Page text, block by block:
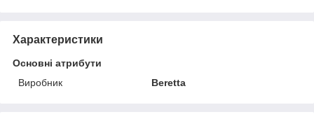
Характеристики
Основні атрибути
Виробник
Beretta